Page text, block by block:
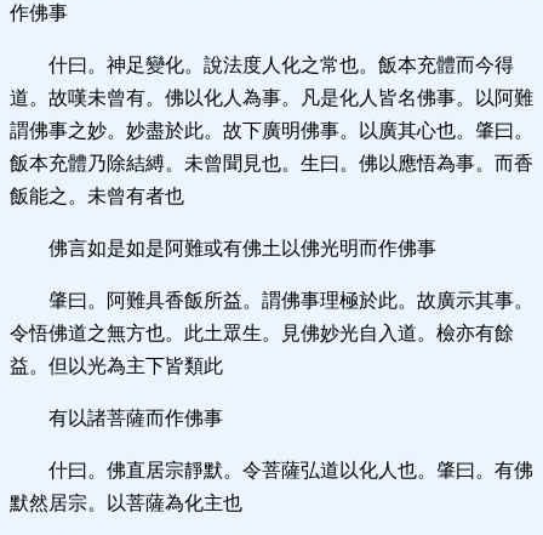
作佛事
什曰。神足變化。說法度人化之常也。飯本充體而今得
道。故嘆未曾有。佛以化人為事。凡是化人皆名佛事。以阿難
謂佛事之妙。妙盡於此。故下廣明佛事。以廣其心也。肇曰。
飯本充體乃除結縛。未曾聞見也。生曰。佛以應悟為事。而香
飯能之。未曾有者也
佛言如是如是阿難或有佛土以佛光明而作佛事
肇曰。阿難具香飯所益。謂佛事理極於此。故廣示其事。
令悟佛道之無方也。此土眾生。見佛妙光自入道。檢亦有餘
益。但以光為主下皆類此
有以諸菩薩而作佛事
什曰。佛直居宗靜默。令菩薩弘道以化人也。肇曰。有佛
默然居宗。以菩薩為化主也